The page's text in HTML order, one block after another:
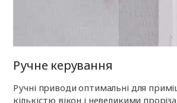
Ручне керування
Ручні приводи оптимальні для
кількістю вікон і невеликими